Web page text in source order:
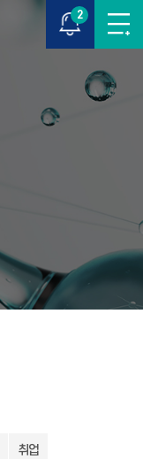
2
취업